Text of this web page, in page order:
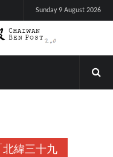
Sunday 9 August 2026
北緯三十九